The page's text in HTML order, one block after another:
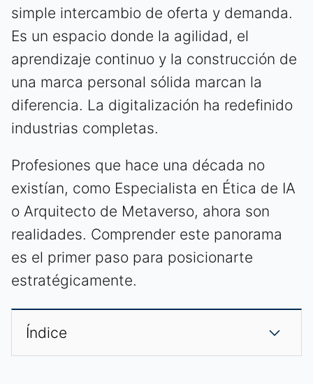
simple intercambio de oferta y demanda.
Es un espacio donde la agilidad, el
aprendizaje continuo y la construcción de
una marca personal sólida marcan la
diferencia. La digitalización ha redefinido
industrias completas.
Profesiones que hace una década no
existían, como Especialista en Ética de IA
o Arquitecto de Metaverso, ahora son
realidades. Comprender este panorama
es el primer paso para posicionarte
estratégicamente.
Índice